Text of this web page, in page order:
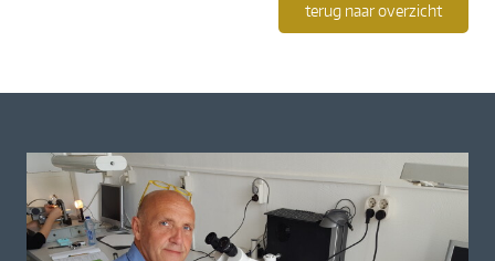
terug naar overzicht